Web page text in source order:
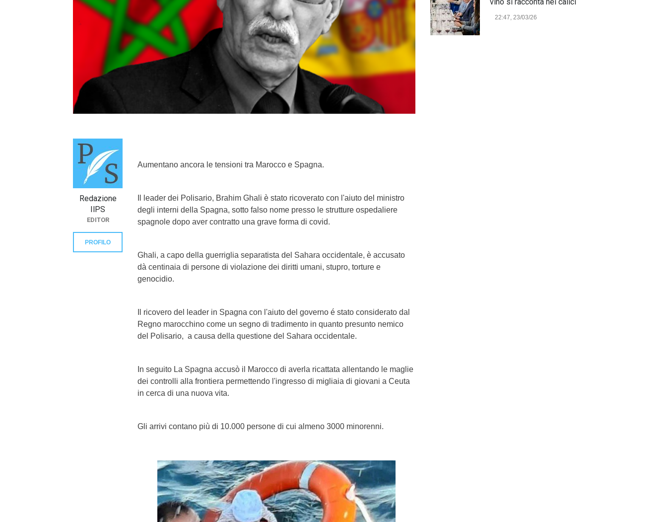
Aumentano ancora le tensioni tra Marocco e Spagna.
Il leader dei Polisario, Brahim Ghali è stato ricoverato con l'aiuto del ministro
degli interni della Spagna, sotto falso nome presso le strutture ospedaliere
spagnole dopo aver contratto una grave forma di covid.
Ghali, a capo della guerriglia separatista del Sahara occidentale, è accusato
dà centinaia di persone di violazione dei diritti umani, stupro, torture e
genocidio.
Il ricovero del leader in Spagna con l'aiuto del governo é stato considerato dal
Regno marocchino come un segno di tradimento in quanto presunto nemico
del Polisario, a causa della questione del Sahara occidentale.
In seguito La Spagna accusò il Marocco di averla ricattata allentando le maglie
dei controlli alla frontiera permettendo l'ingresso di migliaia di giovani a Ceuta
in cerca di una nuova vita.
Gli arrivi contano più di 10.000 persone di cui almeno 3000 minorenni.
Redazione
IlPS
EDITOR
PROFILO
22:47, 23/03/26